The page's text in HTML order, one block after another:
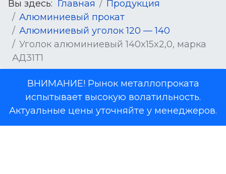
Вы здесь: Главная
Продукция
Алюминиевый прокат
Алюминиевый уголок 120 — 140
Уголок алюминиевый 140x15x2,0, марка
АД31Т1
ВНИМАНИЕ! Рынок металлопроката
испытывает высокую волатильность.
Актуальные цены уточняйте у менеджеров.